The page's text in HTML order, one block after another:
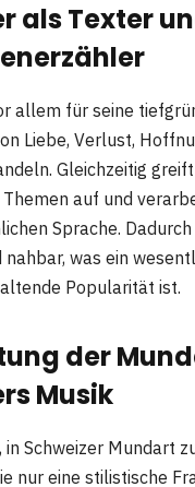
als Texter
allem für seine
Liebe, Verlust,
Gleichzeitig
auf und
Sprache.
nahbar, was ein
Popularität ist.
der
Musik
in Schweizer Mundart
nur eine stilistische